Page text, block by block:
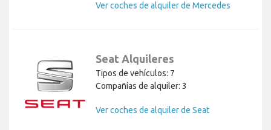
Ver coches de alquiler de Mercedes
Seat Alquileres
Tipos de vehículos: 7
Compañías de alquiler: 3
Ver coches de alquiler de Seat